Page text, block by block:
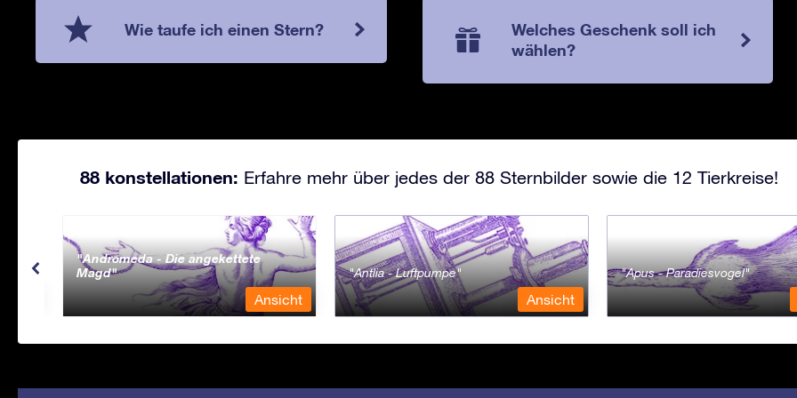
Wie taufe ich einen Stern?
Welches Geschenk soll ich
wählen?
88 konstellationen: Erfahre mehr über jedes der 88 Sternbilder sowie die 12 Tierkreise!
Andromeda - Die angekettete
Magd
Ansicht
Antlia - Luftpumpe
Ansicht
Apus - Paradiesvogel